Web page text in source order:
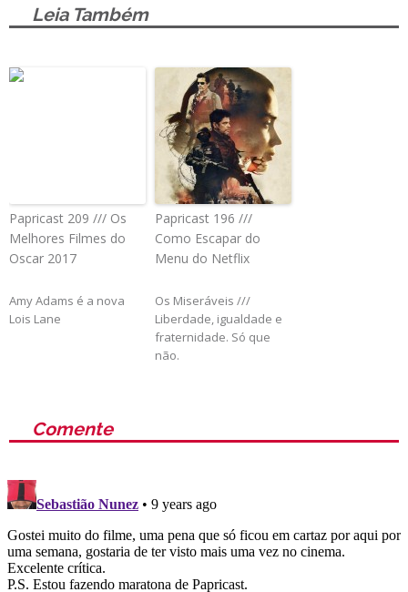
Leia Também
Papricast 209 /// Os
Melhores Filmes do
Oscar 2017
Papricast 196 ///
Como Escapar do
Menu do Netflix
Amy Adams é a nova
Lois Lane
Os Miseráveis ///
Liberdade, igualdade e
fraternidade. Só que
não.
Comente